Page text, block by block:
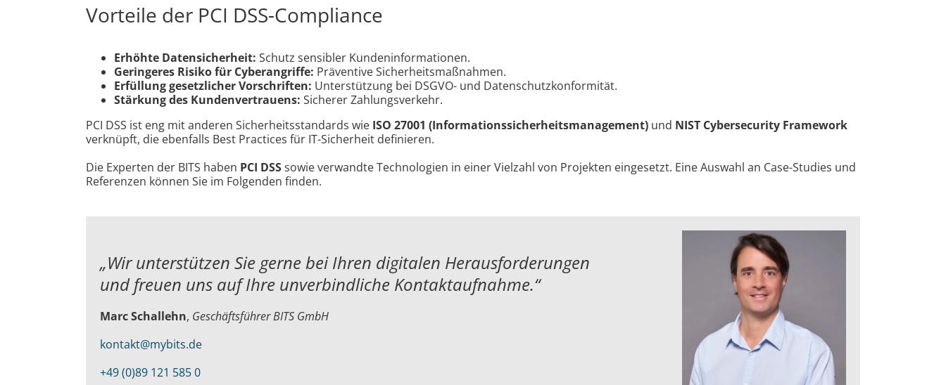
Vorteile der PCI DSS-Compliance
Erhöhte Datensicherheit: Schutz sensibler Kundeninformationen.
Geringeres Risiko für Cyberangriffe: Präventive Sicherheitsmaßnahmen.
Erfüllung gesetzlicher Vorschriften: Unterstützung bei DSGVO- und Datenschutzkonformität.
Stärkung des Kundenvertrauens: Sicherer Zahlungsverkehr.
PCI DSS ist eng mit anderen Sicherheitsstandards wie ISO 27001 (Informationssicherheitsmanagement)und NIST Cybersecurity Framework
verknüpft, die ebenfalls Best Practices für IT-Sicherheit definieren.
Die Experten der BITS haben PCI DSSsowie verwandte Technologien in einer Vielzahl von Projekten eingesetzt. Eine Auswahl an Case-Studies und
Referenzen können Sie im Folgenden finden.
„Wir unterstützen Sie gerne bei Ihren digitalen Herausforderungen
undfreuen uns auf Ihre unverbindliche Kontaktaufnahme.“
Marc Schallehn, Geschäftsführer BITS GmbH
kontakt@mybits.de
+49 (0)89 121 585 0